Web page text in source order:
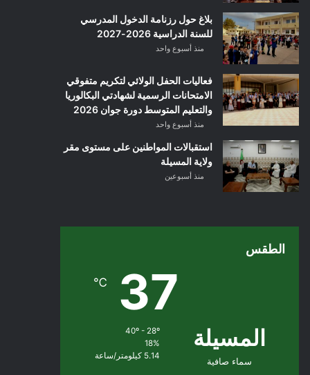
بلاغ حول رزنامة الدخول المدرسي
للسنة الدراسية 2026-2027
منذ أسبوع واحد
فعاليات الحفل الولائي لتكريم متفوقي
الامتحانات الرسمية لشهادتي البكالوريا
والتعليم المتوسط دورة جوان 2026
منذ أسبوع واحد
استقبالات المواطنين على مستوى مقر
ولاية المسيلة
منذ أسبوعين
الطقس
المسيلة
سماء صافية
37
℃
40º - 28º
18%
5.14 كيلومتر/ساعة